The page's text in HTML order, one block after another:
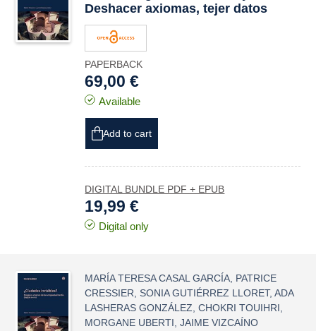
Deshacer axiomas, tejer datos
PAPERBACK
69,00 €
Available
Add to cart
DIGITAL BUNDLE PDF + EPUB
19,99 €
Digital only
MARÍA TERESA CASAL GARCÍA PATRICE
CRESSIER
SONIA GUTIÉRREZ LLORET,ADA
LASHERAS GONZÁLEZ ,CHOKRI TOUIHRI
MORGANE UBERTI ,JAIME VIZCAÍNO